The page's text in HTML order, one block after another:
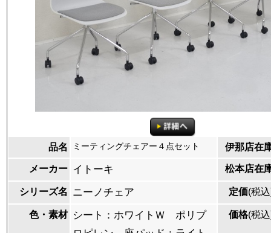
品名 ミーティングチェアー４点セット 伊那店在
メーカー イトーキ 松本店在
シリーズ名 ニーノチェア 定価(税
色・素材 シート：ホワイトＷ ポリプ
価格(税